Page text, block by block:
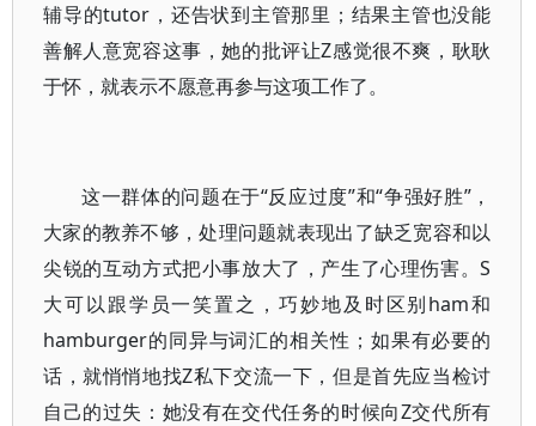
辅导的tutor，还告状到主管那里；结果主管也没能
善解人意宽容这事，她的批评让Z感觉很不爽，耿耿
于怀，就表示不愿意再参与这项工作了。
这一群体的问题在于“反应过度”和“争强好胜”，
大家的教养不够，处理问题就表现出了缺乏宽容和以
尖锐的互动方式把小事放大了，产生了心理伤害。S
大可以跟学员一笑置之，巧妙地及时区别ham和
hamburger的同异与词汇的相关性；如果有必要的
话，就悄悄地找Z私下交流一下，但是首先应当检讨
自己的过失：她没有在交代任务的时候向Z交代所有